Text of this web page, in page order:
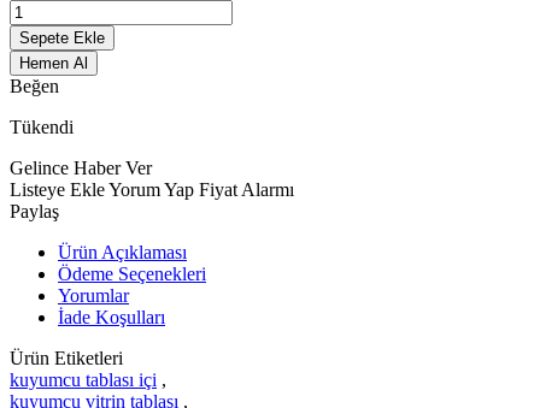
Sepete Ekle
Hemen Al
Beğen
Tükendi
Gelince Haber Ver
Listeye EkleYorum Yap Fiyat Alarmı
Paylaş
Ürün Açıklaması
Ödeme Seçenekleri
Yorumlar
İade Koşulları
Ürün Etiketleri
kuyumcu tablası içi ,
kuyumcu vitrin tablası ,